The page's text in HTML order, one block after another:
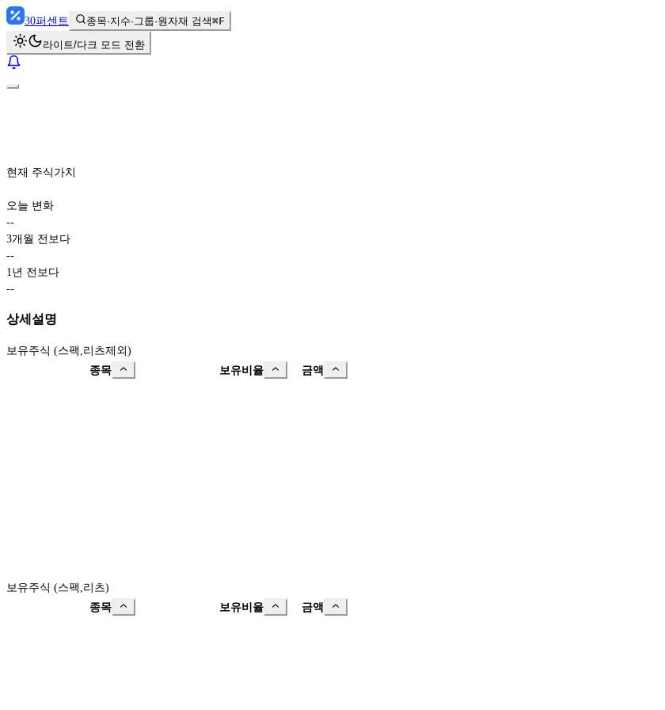
30퍼센트 종목·지수·그룹·원자재 검색⌘F
라이트/다크 모드 전환
현재 주식가치
오늘 변화
--
3개월 전보다
--
1년 전보다
--
상세설명
보유주식 (스팩,리츠제외)
종목
보유비율 금액
보유주식 (스팩,리츠)
종목
보유비율 금액